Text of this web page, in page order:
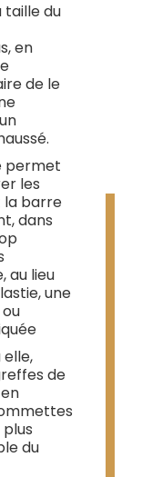
taille du
en
de le
permet
les
la barre
dans
au lieu
une
de
du